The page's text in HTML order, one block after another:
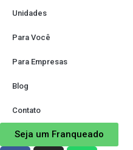
Unidades
Para Você
Para Empresas
Blog
Contato
Seja um Franqueado